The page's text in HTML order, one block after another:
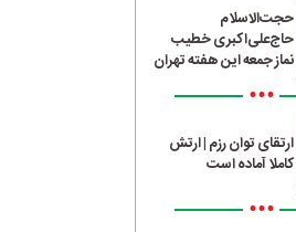
حجت‌الاسلام
حاج‌علی‌اکبری خطیب
نماز جمعه این هفته تهران
•••
ارتقای توان رزم | ارتش
کاملا آماده است
•••